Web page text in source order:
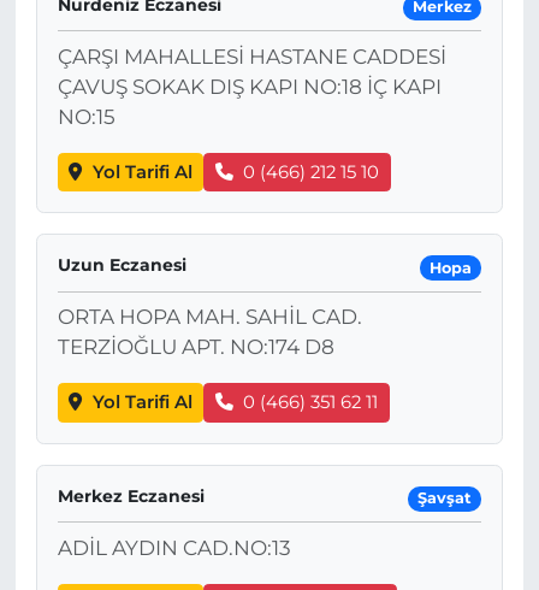
Nurdeniz Eczanesi Merkez
ÇARŞI MAHALLESİ HASTANE CADDESİ
ÇAVUŞ SOKAK DIŞ KAPI NO:18 İÇ KAPI
NO:15
Yol Tarifi Al 0 (466) 212 15 10
Uzun Eczanesi Hopa
ORTA HOPA MAH. SAHİL CAD.
TERZİOĞLU APT. NO:174 D8
Yol Tarifi Al 0 (466) 351 62 11
Merkez Eczanesi Şavşat
ADİL AYDIN CAD.NO:13